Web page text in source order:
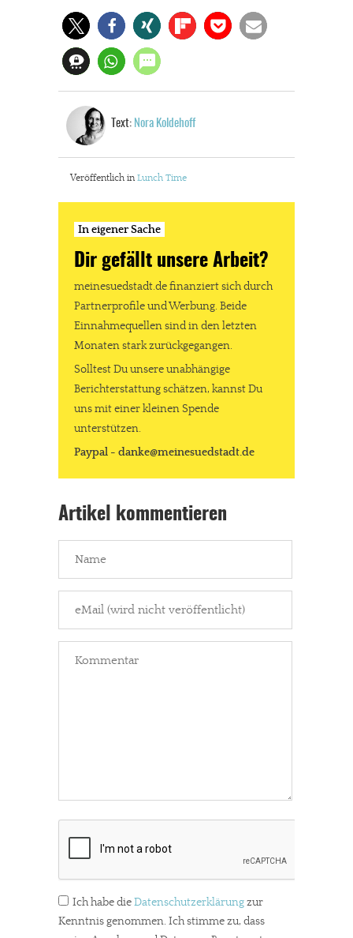
Text: Nora Koldehoff
Veröffentlich in Lunch Time
In eigener Sache
Dir gefällt unsere Arbeit?
meinesuedstadt.de finanziert sich durch
Partnerprofile und Werbung. Beide
Einnahmequellen sind in den letzten
Monaten stark zurückgegangen.
Solltest Du unsere unabhängige
Berichterstattung schätzen, kannst Du
uns mit einer kleinen Spende
unterstützen.
Paypal - danke@meinesuedstadt.de
Artikel kommentieren
Ich habe dieDatenschutzerklärungzur
Kenntnis genommen. Ich stimme zu, dass